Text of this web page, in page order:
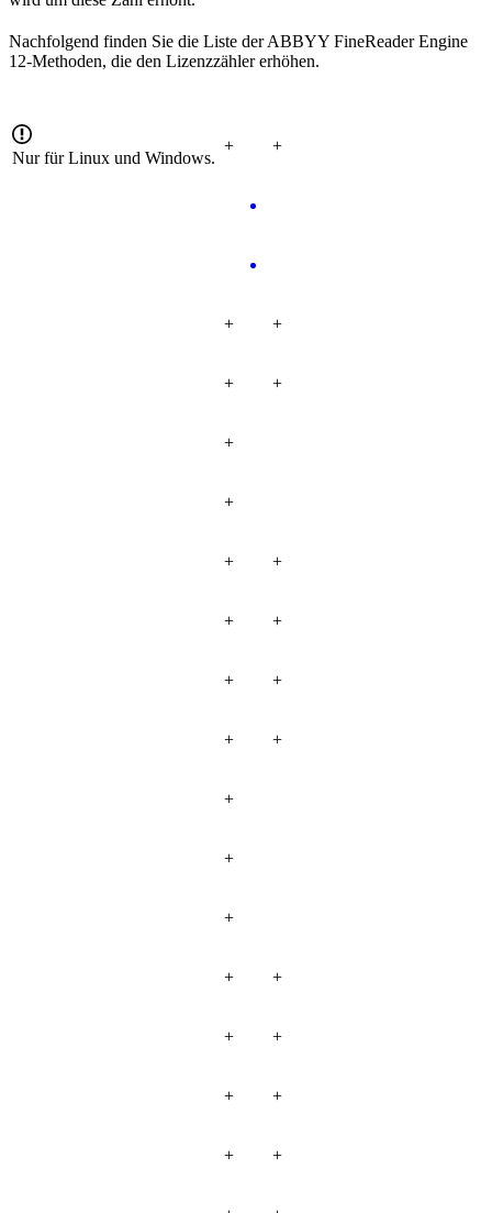
Nachfolgend finden Sie die Liste der ABBYY FineReader Engine
12-Methoden, die den Lizenzzähler erhöhen.
Nur für Linux und Windows.
+ +
+ +
+ +
+
+
+ +
+ +
+ +
+ +
+
+
+
+ +
+ +
+ +
+ +